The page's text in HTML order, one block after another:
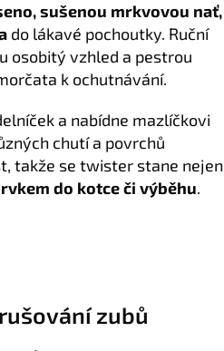
sušenou mrkvovou nať,
do lákavé pochoutky. Ruční
osobitý vzhled a pestrou
k ochutnávání.
a nabídne mazlíčkovi
chutí a povrchů
takže se twister stane nejen
do kotce či výběhu.
zubů